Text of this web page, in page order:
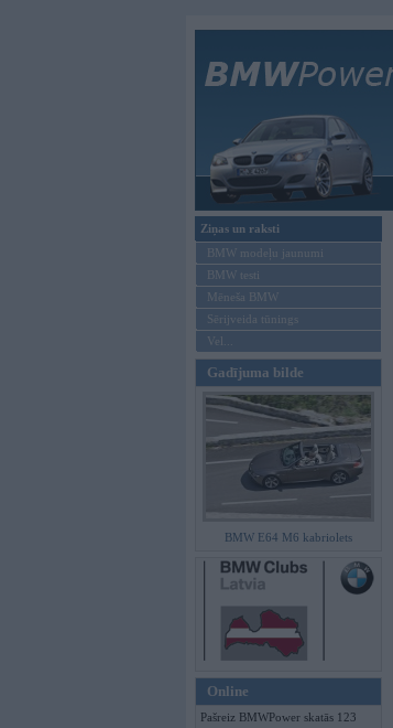
Ziņas un raksti
BMW modeļu jaunumi
BMW testi
Mēneša BMW
Sērijveida tūnings
Vel...
Gadījuma bilde
BMW E64 M6 kabriolets
Online
Pašreiz BMWPower skatās 123